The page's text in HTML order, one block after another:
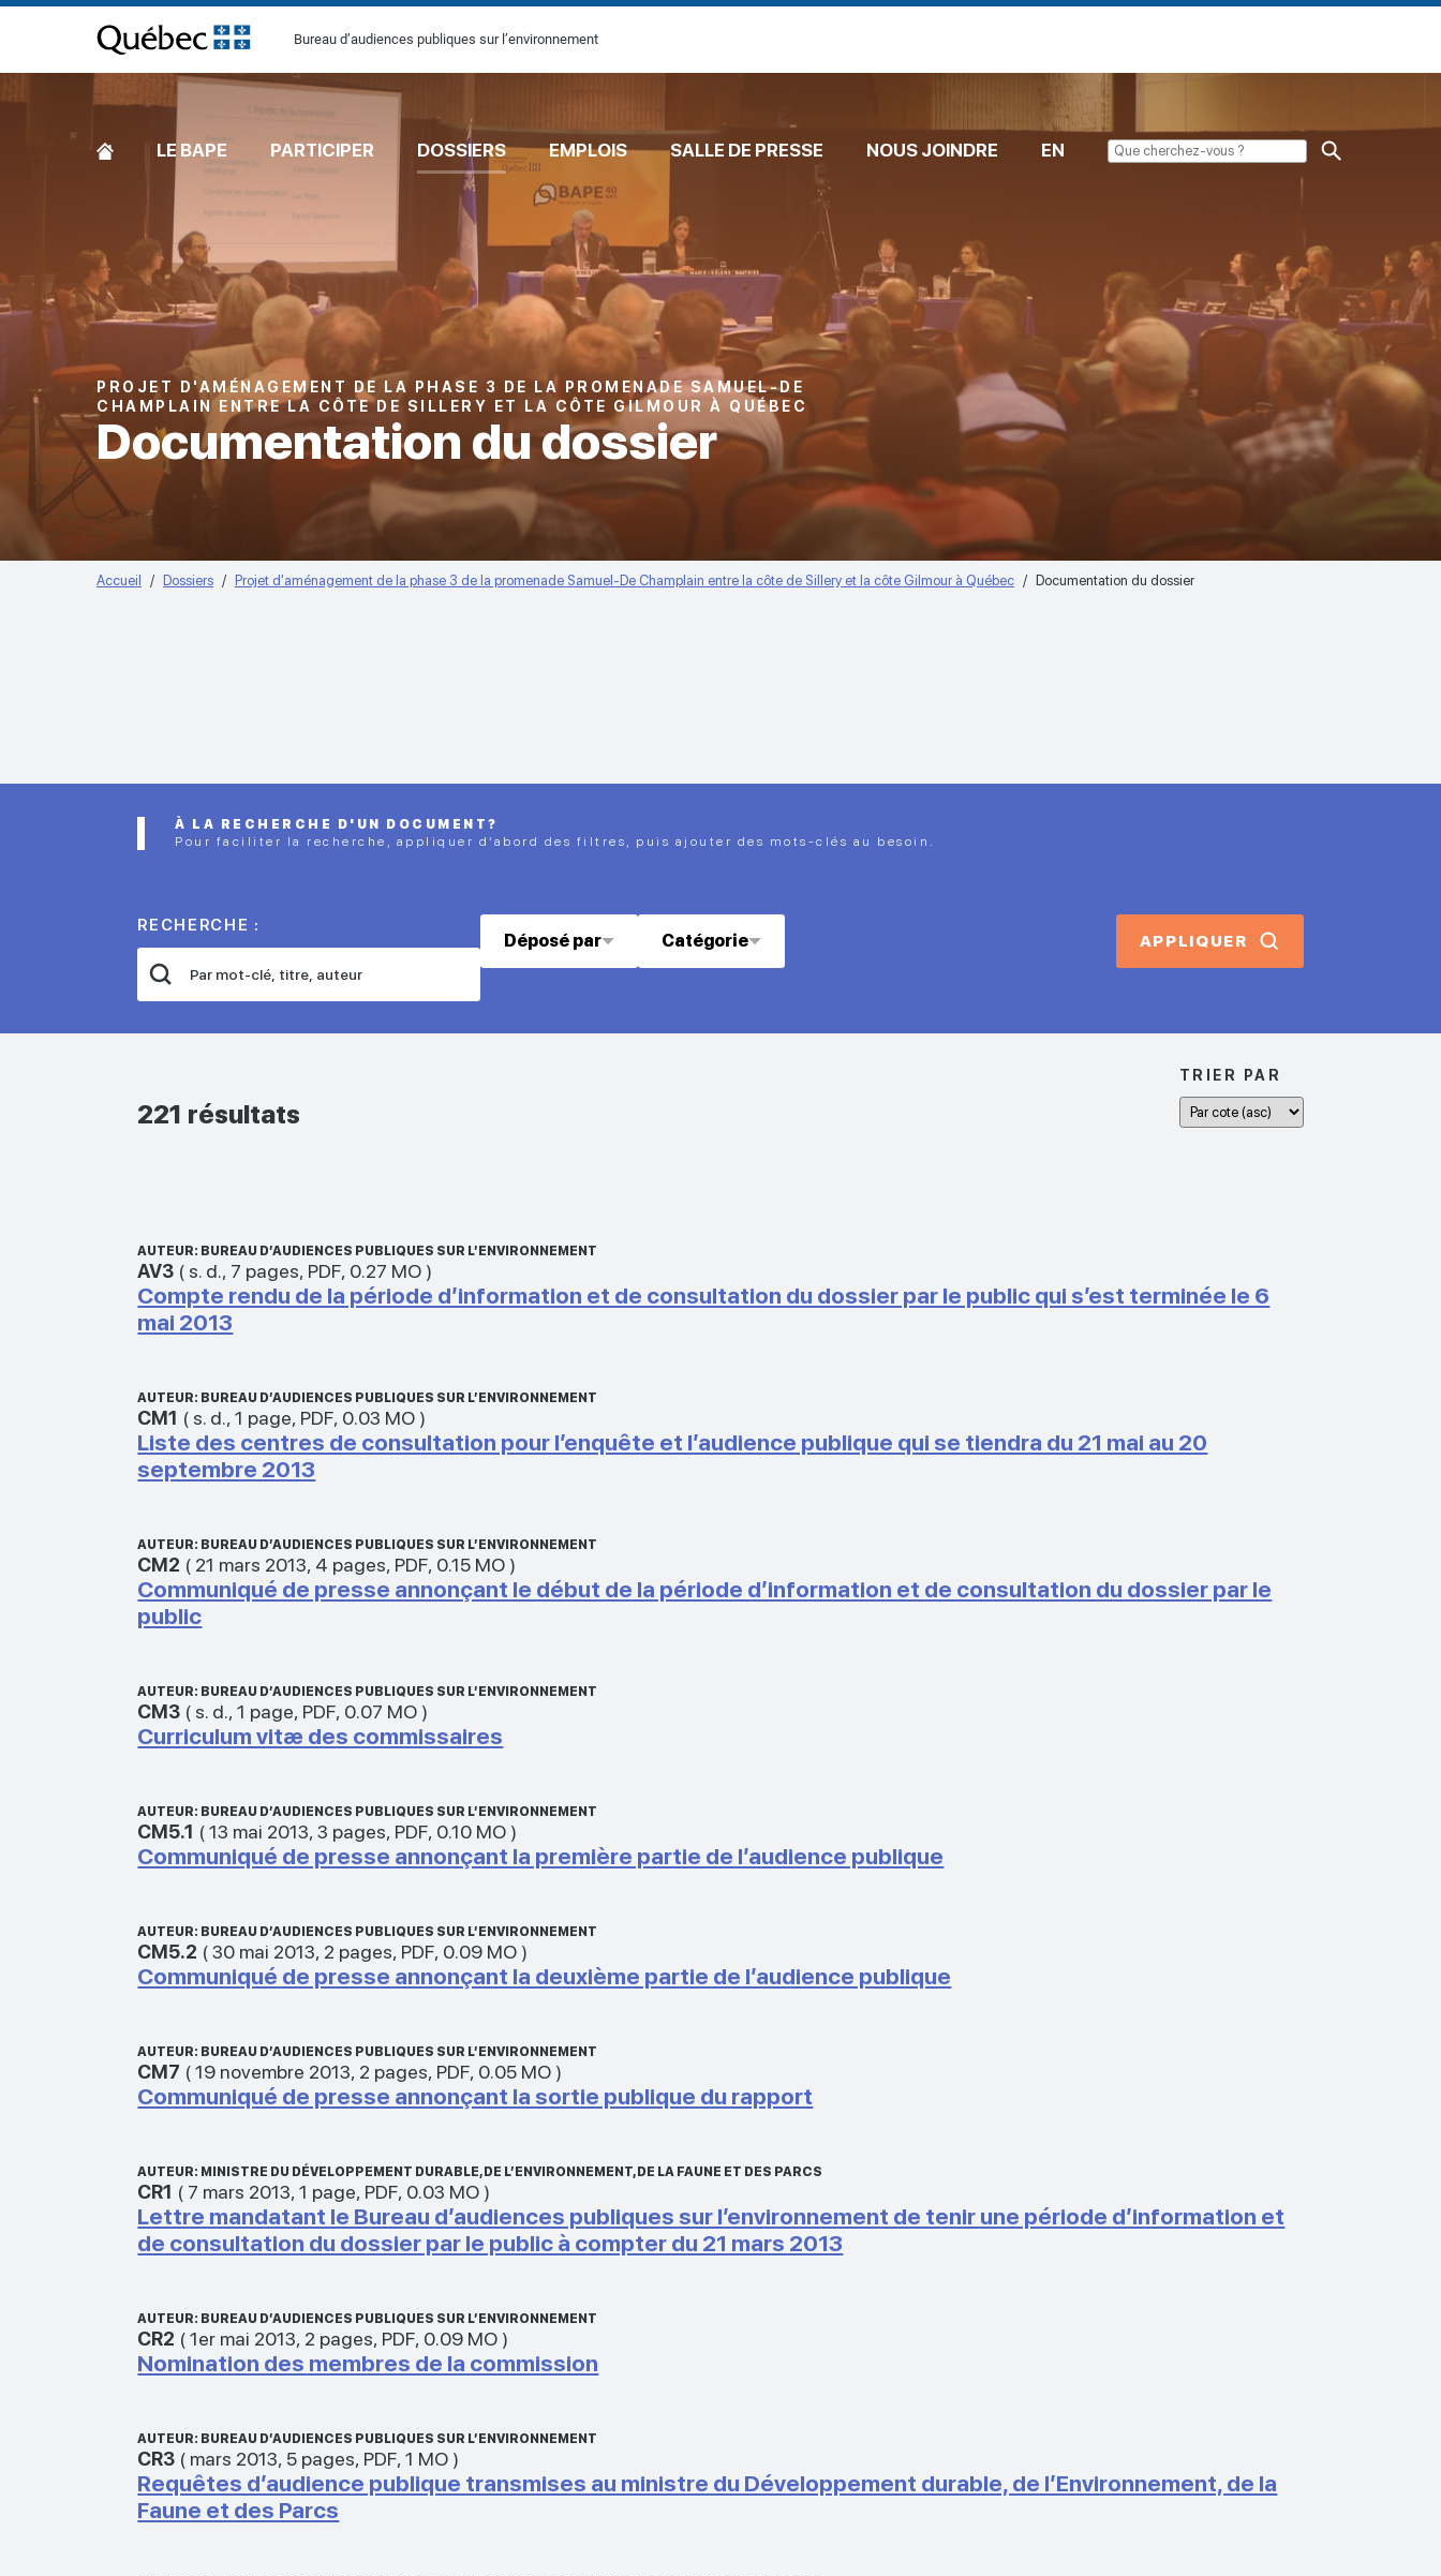
[Common.SkipToContent]
Bureau d’audiences publiques sur l’environnement
ACCUEILLE BAPE PARTICIPER DOSSIERS EMPLOIS SALLE DE PRESSE NOUS JOINDRE EN
PROJET D'AMÉNAGEMENT DE LA PHASE 3 DE LA PROMENADE SAMUEL-DE
CHAMPLAIN ENTRE LA CÔTE DE SILLERY ET LA CÔTE GILMOUR À QUÉBEC
Documentation du dossier
Accueil Dossiers Projet d'aménagement de la phase 3 de la promenade Samuel-De Champlain entre la côte de Sillery et la côte Gilmour à Québec Documentation du dossier
À LA RECHERCHE D'UN DOCUMENT?
Pour faciliter la recherche, appliquer d’abord des filtres, puis ajouter des mots-clés au besoin.
RECHERCHE :
Déposé par Catégorie APPLIQUER
221 résultats
TRIER PAR
AUTEUR: BUREAU D’AUDIENCES PUBLIQUES SUR L’ENVIRONNEMENT
AV3 ( s. d., 7 pages, PDF, 0.27 MO )
Compte rendu de la période d’information et de consultation du dossier par le public qui s’est terminée le 6
mai 2013
AUTEUR: BUREAU D’AUDIENCES PUBLIQUES SUR L’ENVIRONNEMENT
CM1 ( s. d.,1 page, PDF, 0.03 MO )
Liste des centres de consultation pour l’enquête et l’audience publique qui se tiendra du 21 mai au 20
septembre 2013
AUTEUR: BUREAU D’AUDIENCES PUBLIQUES SUR L’ENVIRONNEMENT
CM2 ( 21 mars 2013, 4 pages, PDF, 0.15 MO )
Communiqué de presse annonçant le début de la période d’information et de consultation du dossier par le
public
AUTEUR: BUREAU D’AUDIENCES PUBLIQUES SUR L’ENVIRONNEMENT
CM3 ( s. d.,1 page, PDF, 0.07 MO )
Curriculum vitæ des commissaires
AUTEUR: BUREAU D’AUDIENCES PUBLIQUES SUR L’ENVIRONNEMENT
CM5.1 (13 mai 2013,3 pages, PDF, 0.10 MO )
Communiqué de presse annonçant la première partie de l’audience publique
AUTEUR: BUREAU D’AUDIENCES PUBLIQUES SUR L’ENVIRONNEMENT
CM5.2 (30 mai 2013, 2 pages, PDF, 0.09 MO )
Communiqué de presse annonçant la deuxième partie de l’audience publique
AUTEUR: BUREAU D’AUDIENCES PUBLIQUES SUR L’ENVIRONNEMENT
CM7 (19 novembre 2013, 2 pages, PDF, 0.05 MO )
Communiqué de presse annonçant la sortie publique du rapport
AUTEUR: MINISTRE DU DÉVELOPPEMENT DURABLE, DE L’ENVIRONNEMENT, DE LA FAUNE ET DES PARCS
CR1 ( 7 mars 2013,1 page, PDF, 0.03 MO )
Lettre mandatant le Bureau d’audiences publiques sur l’environnement de tenir une période d’information et
de consultation du dossier par le public à compter du 21 mars 2013
AUTEUR: BUREAU D’AUDIENCES PUBLIQUES SUR L’ENVIRONNEMENT
CR2 (1er mai 2013, 2 pages, PDF, 0.09 MO )
Nomination des membres de la commission
AUTEUR: BUREAU D’AUDIENCES PUBLIQUES SUR L’ENVIRONNEMENT
CR3 ( mars 2013, 5 pages, PDF,1 MO )
Requêtes d’audience publique transmises au ministre du Développement durable, de l’Environnement, de la
Faune et des Parcs